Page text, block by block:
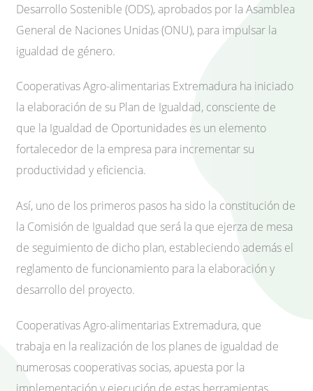
Desarrollo Sostenible (ODS), aprobados por la Asamblea
General de Naciones Unidas (ONU), para impulsar la
igualdad de género.
Cooperativas Agro-alimentarias Extremadura ha iniciado
la elaboración de su Plan de Igualdad, consciente de
que la Igualdad de Oportunidades es un elemento
fortalecedor de la empresa para incrementar su
productividad y eficiencia.
Así, uno de los primeros pasos ha sido la constitución de
la Comisión de Igualdad que será la que ejerza de mesa
de seguimiento de dicho plan, estableciendo además el
reglamento de funcionamiento para la elaboración y
desarrollo del proyecto.
Cooperativas Agro-alimentarias Extremadura, que
trabaja en la realización de los planes de igualdad de
numerosas cooperativas socias, apuesta por la